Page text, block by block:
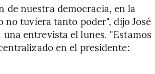
de nuestra democracia, en la
tuviera tanto poder", dijo José
entrevista el lunes. "Estamos
en el presidente: